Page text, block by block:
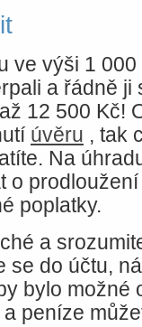
ve výši 1
a řádně ji
12 500 Kč!
úvěru , tak
Na
o
poplatky.
a
se do účtu,
bylo možné
peníze